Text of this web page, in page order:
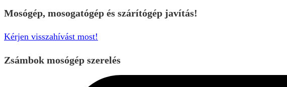
Mosógép, mosogatógép és szárítógép javítás!
Kérjen visszahívást most!
Zsámbok mosógép szerelés